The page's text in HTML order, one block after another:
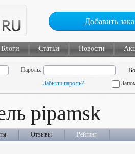
Добавить
Блоги Статьи Новости
Пароль:
Забыли пароль?
pipamsk
Отзывы Рейтинг